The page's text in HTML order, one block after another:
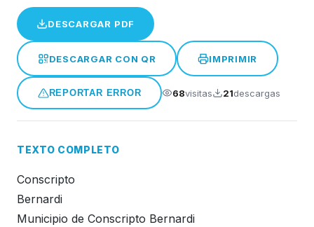
Honorable Concejo Deliverante
DESCARGAR PDF
DESCARGAR CON QR IMPRIMIR
REPORTAR ERROR 68visitas 21descargas
TEXTO COMPLETO
Conscripto
Bernardi
Municipio de Conscripto Bernardi